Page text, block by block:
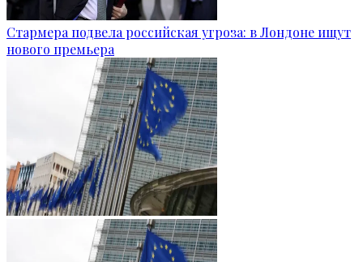
Стармера подвела российская угроза: в Лондоне ищут
нового премьера